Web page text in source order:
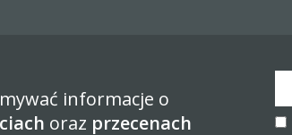
informacje o
oraz przecenach